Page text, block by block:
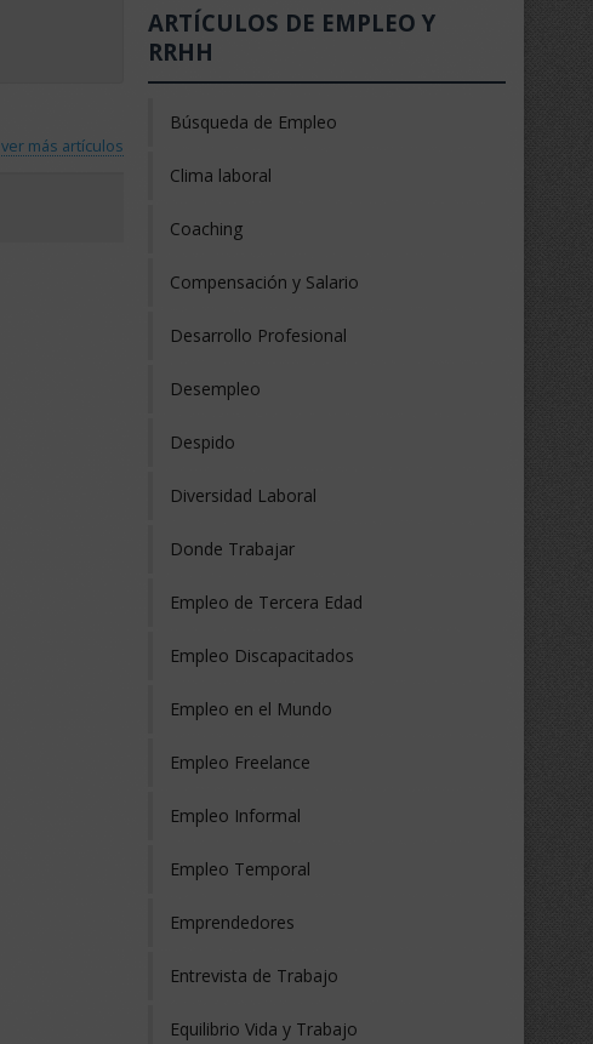
ver más artículos
ARTÍCULOS DE EMPLEO Y
RRHH
Búsqueda de Empleo
Clima laboral
Coaching
Compensación y Salario
Desarrollo Profesional
Desempleo
Despido
Diversidad Laboral
Donde Trabajar
Empleo de Tercera Edad
Empleo Discapacitados
Empleo en el Mundo
Empleo Freelance
Empleo Informal
Empleo Temporal
Emprendedores
Entrevista de Trabajo
Equilibrio Vida y Trabajo